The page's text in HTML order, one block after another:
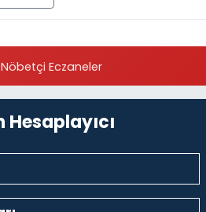
Eczaneler
Hesaplayıcı